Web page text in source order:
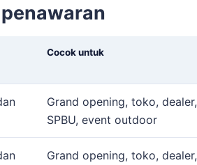
Cocok untuk
Grand opening, toko, dealer,
SPBU, event outdoor
Grand opening, toko, dealer,